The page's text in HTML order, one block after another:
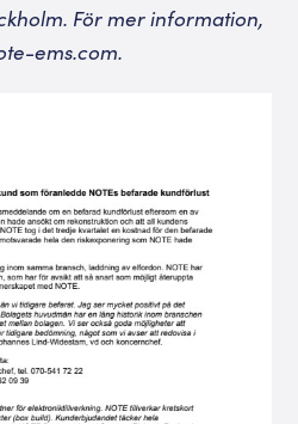
För mer information,
ems.com.